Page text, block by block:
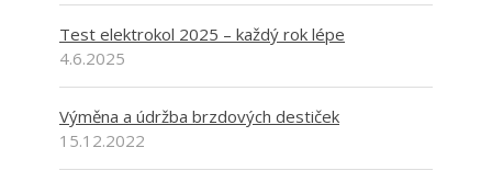
Test elektrokol 2025 – každý rok lépe
4.6.2025
Výměna a údržba brzdových destiček
15.12.2022